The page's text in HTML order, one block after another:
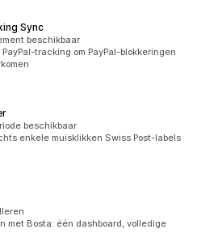
Sync
beschikbaar
tracking om PayPal-blokkeringen
beschikbaar
enkele muisklikken Swiss Post-labels
met Bosta: één dashboard, volledige